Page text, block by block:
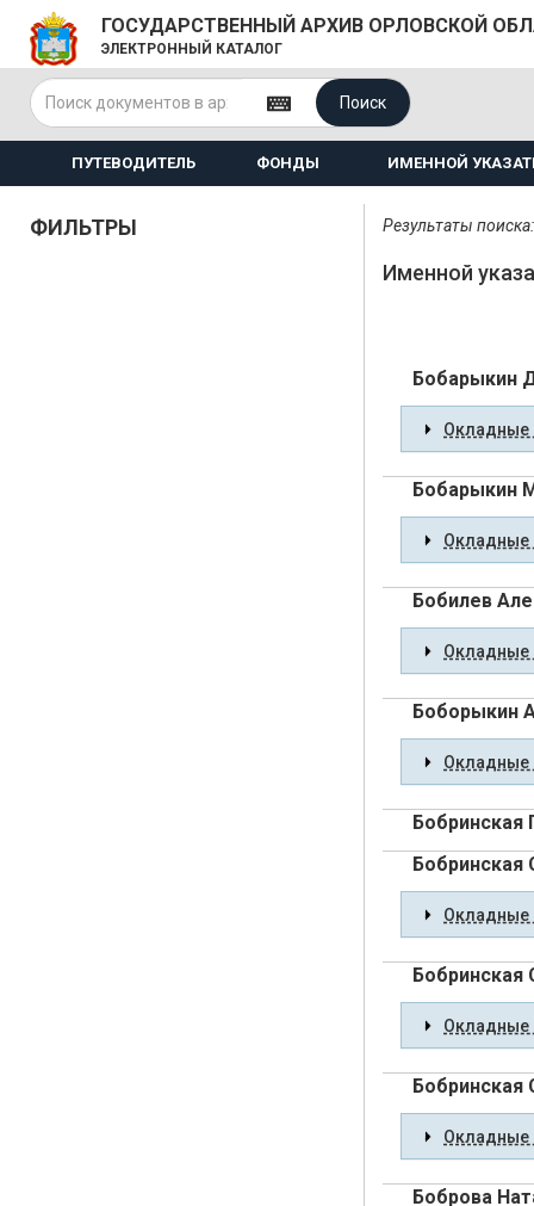
ГОСУДАРСТВЕННЫЙ АРХИВ ОРЛОВСКОЙ
ЭЛЕКТРОННЫЙ КАТАЛОГ
Поиск
ПУТЕВОДИТЕЛЬ ФОНДЫ ИМЕННОЙ
ФИЛЬТРЫ Результаты
Именной
Бобарыкин
Окладные
Бобарыкин
Окладные
Бобилев
Окладные
Боборыкин
Окладные
Бобринская
Окладные
Окладные
Окладные
Боброва